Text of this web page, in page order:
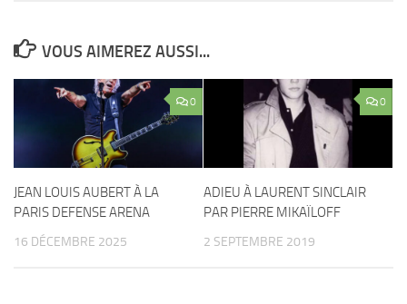
VOUS AIMEREZ AUSSI...
0
JEAN LOUIS AUBERT À LA
PARIS DEFENSE ARENA
16 DÉCEMBRE 2025
0
ADIEU À LAURENT SINCLAIR
PAR PIERRE MIKAÏLOFF
2 SEPTEMBRE 2019